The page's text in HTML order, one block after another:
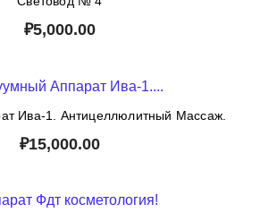
₽5,000.00
Ива-1. Антицеллюлитный Массаж.
₽15,000.00